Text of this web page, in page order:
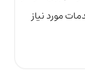
مورد نیاز